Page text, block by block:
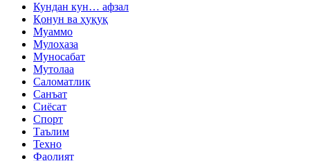
Кундан кун… афзал
Қонун ва ҳуқуқ
Муаммо
Мулоҳаза
Муносабат
Мутолаа
Саломатлик
Санъат
Сиёсат
Спорт
Таълим
Техно
Фаолият